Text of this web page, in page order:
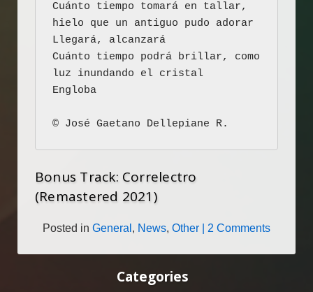
Cuánto tiempo tomará en tallar,
hielo que un antiguo pudo adorar
Llegará, alcanzará
Cuánto tiempo podrá brillar, como
luz inundando el cristal
Engloba
© José Gaetano Dellepiane R.
Bonus Track: Correlectro
(Remastered 2021)
Posted in General , News, Other | 2 Comments
Categories